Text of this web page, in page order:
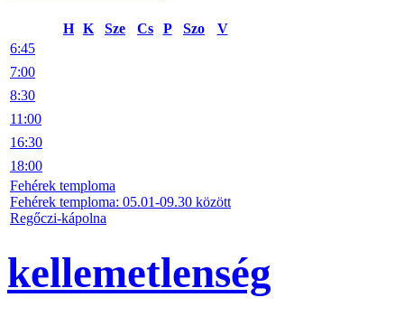
H K Sze Cs P Szo
V
6:45
7:00
8:30
11:00
16:30
18:00
Fehérek temploma
Fehérek temploma: 05.01-09.30 között
Regőczi-kápolna
kellemetlenség